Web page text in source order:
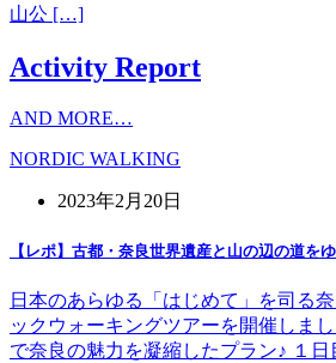
山公 […]
Activity Report
AND MORE…
NORDIC WALKING
2023年2月20日
【レポ】古都・奈良世界遺産と山の辺の道を
日本のあらゆる「はじめて」を司る
ックウォーキングツアーを開催しま
で奈良の魅力を凝縮したプラン♪ １